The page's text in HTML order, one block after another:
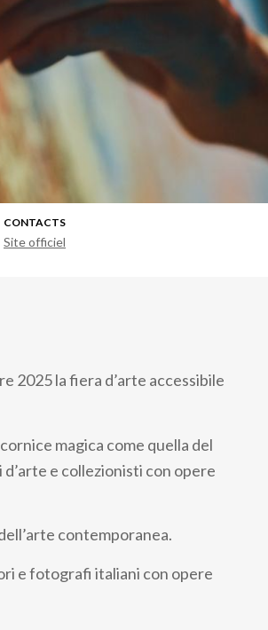
CONTACTS
Site officiel
2025 la fiera d’arte accessibile
magica come quella del
e collezionisti con opere
contemporanea.
e fotografi italiani con opere